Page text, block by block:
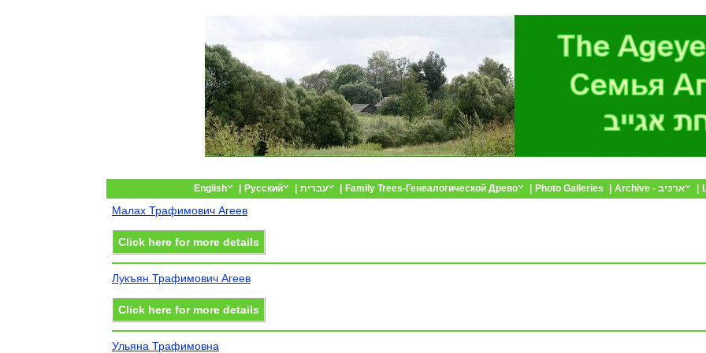
English Русский עברית Family Trees-Генеалогической Древо Photo Galleries Archive - ארכיב
Малах Трафимович Агеев
Click here for more details
Лукъян Трафимович Агеев
Click here for more details
Ульяна Трафимовна